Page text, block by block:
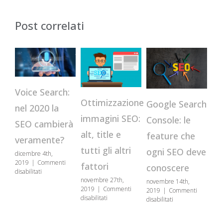
Post correlati
Voice Search:
nel 2020 la
SEO cambierà
veramente?
dicembre 4th,
2019 | Commenti
disabilitatisu
Ottimizzazione
immagini SEO:
alt, title e
tutti gli altri
fattori
novembre 27th,
2019 | Commenti
disabilitatisu
Google Search
Console: le
feature che
ogni SEO deve
conoscere
novembre 14th,
2019 | Commenti
disabilitatisu